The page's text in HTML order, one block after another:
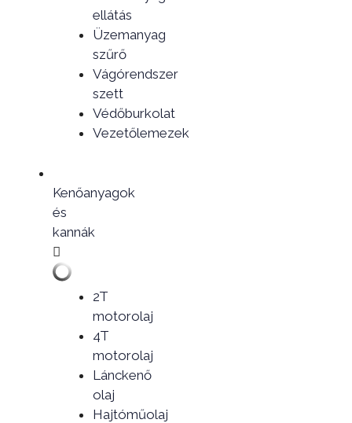
ellátás
Üzemanyag
szűrő
Vágórendszer
szett
Védőburkolat
Vezetőlemezek
Kenőanyagok
és
kannák
2T
motorolaj
4T
motorolaj
Lánckenő
olaj
Hajtóműolaj